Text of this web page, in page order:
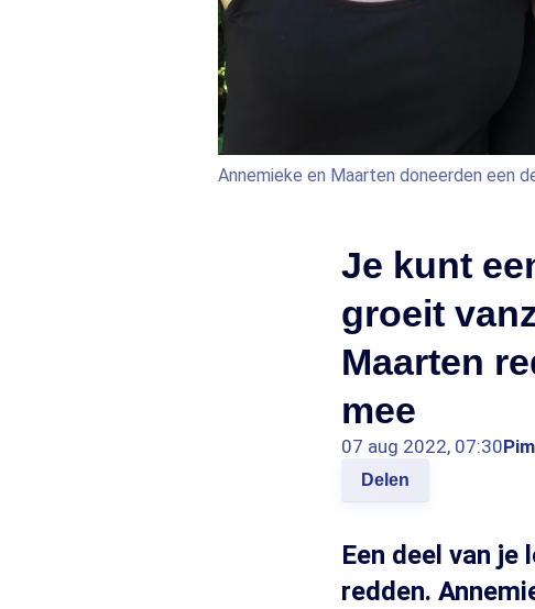
Annemieke en Maarten doneerden een
Je kunt
groeit
Maarten
mee
07 aug 2022, 07:30
Delen
Een deel van je
redden.